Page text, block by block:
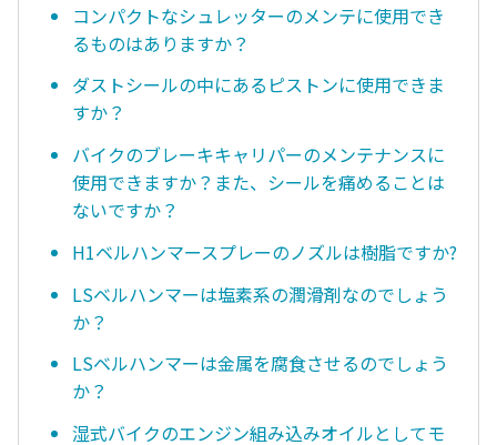
コンパクトなシュレッターのメンテに使用でき
るものはありますか？
ダストシールの中にあるピストンに使用できま
すか？
バイクのブレーキキャリパーのメンテナンスに
使用できますか？また、シールを痛めることは
ないですか？
H1ベルハンマースプレーのノズルは樹脂ですか?
LSベルハンマーは塩素系の潤滑剤なのでしょう
か？
LSベルハンマーは金属を腐食させるのでしょう
か？
湿式バイクのエンジン組み込みオイルとしてモ